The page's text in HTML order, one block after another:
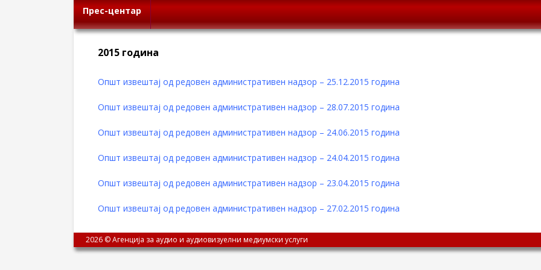
Прес-центар
2015 година
Општ извештај од редовен административен надзор – 25.12.2015 година
Општ извештај од редовен административен надзор – 28.07.2015 година
Општ извештај од редовен административен надзор – 24.06.2015 година
Општ извештај од редовен административен надзор – 24.04.2015 година
Општ извештај од редовен административен надзор – 23.04.2015 година
Општ извештај од редовен административен надзор – 27.02.2015 година
2026 © Агенција за аудио и аудиовизуелни медиумски услуги